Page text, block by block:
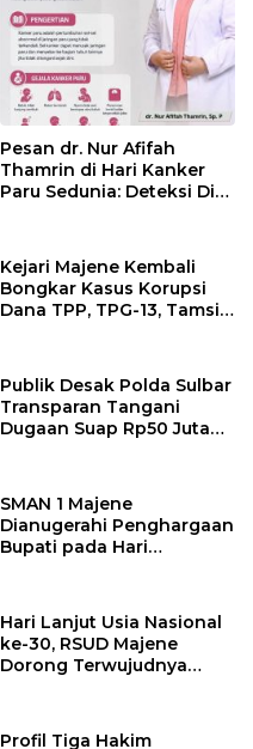
Pesan dr. Nur Afifah
Thamrin di Hari Kanker
Paru Sedunia: Deteksi Dini
Kanker Paru
Kejari Majene Kembali
Bongkar Kasus Korupsi
Dana TPP, TPG-13, Tamsil-
Publik Desak Polda Sulbar
Transparan Tangani
Dugaan Suap Rp50 Juta
SMAN 1 Majene
Dianugerahi Penghargaan
Bupati pada Hari
Hari Lanjut Usia Nasional
ke-30, RSUD Majene
Dorong Terwujudnya
Profil Tiga Hakim